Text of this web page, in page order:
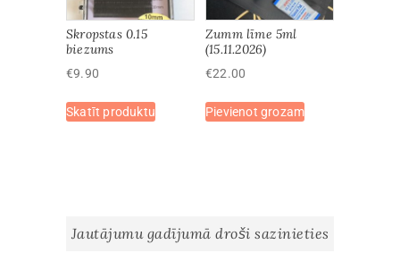
Skropstas 0.15
biezums
€9.90
Skatīt produktuproduct
may
Zumm līme 5ml
(15.11.2026)
€22.00
Pievienot grozam
Jautājumu gadījumā droši sazinieties